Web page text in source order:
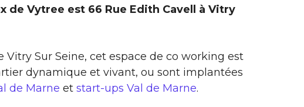
de Vytree est 66 Rue Edith Cavell à Vitry
Vitry Sur Seine, cet espace de co working est
dynamique et vivant, ou sont implantées
de Marne et start-ups Val de Marne.